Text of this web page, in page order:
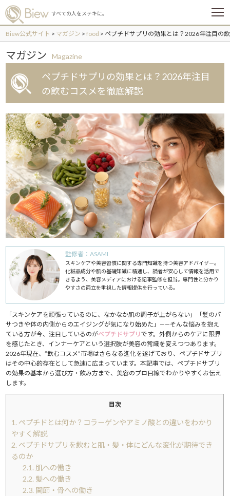
すべての人をステキに。
メ
ュ
ー
Biew公式サイト > マガジン >food > ペプチドサプリの効果とは？2026年注目の
マガジン Magazine
ペプチドサプリの効果とは？2026年注目
の飲むコスメを徹底解説
監修者：ASAMI
スキンケアや美容習慣に関する専門知識を持つ美容アドバイザー。
化粧品成分や肌の基礎知識に精通し、読者が安心して情報を活用で
きるよう、美容メディアにおける記事監修を担当。専門性と分かり
やすさの両立を重視した情報提供を行っている。
「スキンケアを頑張っているのに、なかなか肌の調子が上がらない」「髪のパ
サつきや体の内側からのエイジングが気になり始めた」——そんな悩みを抱え
ている方が今、注目しているのがペプチドサプリです。外側からのケアに限界
を感じたとき、インナーケアという選択肢が美容の常識を変えつつあります。
2026年現在、”飲むコスメ”市場はさらなる進化を遂げており、ペプチドサプリ
はその中心的存在として急速に広まっています。本記事では、ペプチドサプリ
の効果の基本から選び方・飲み方まで、美容のプロ目線でわかりやすくお伝え
します。
目次
1. ペプチドとは何か？コラーゲンやアミノ酸との違いをわかり
やすく解説
2. ペプチドサプリを飲むと肌・髪・体にどんな変化が期待でき
るのか
2.1. 肌への働き
2.2. 髪への働き
2.3. 関節・骨への働き